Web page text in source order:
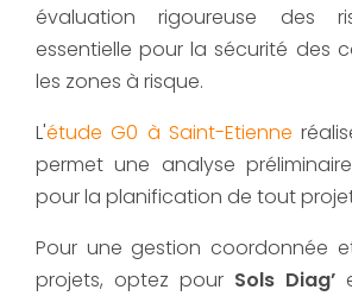
évaluation rigoureuse des
essentielle pour la sécurité des
les zones à risque.
L'étude G0 à Saint-Etienne
permet une analyse
pour la planification de tout
Pour une gestion coordonnée
projets, optez pour Sols Diag’